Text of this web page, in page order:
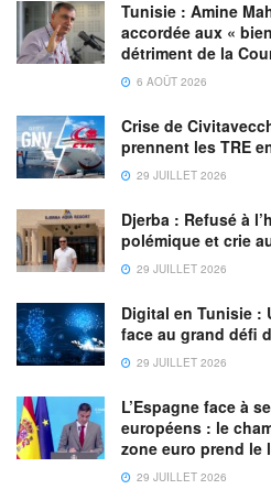
Tunisie : Amine
accordée aux «
détriment de la
6 AOÛT 2026
Crise de
prennent les TRE
29 JUILLET 2026
Djerba : Refusé à
polémique et crie
29 JUILLET 2026
Digital en Tunisie :
face au grand défi
29 JUILLET 2026
L’Espagne face à
européens : le
zone euro prend le
29 JUILLET 2026